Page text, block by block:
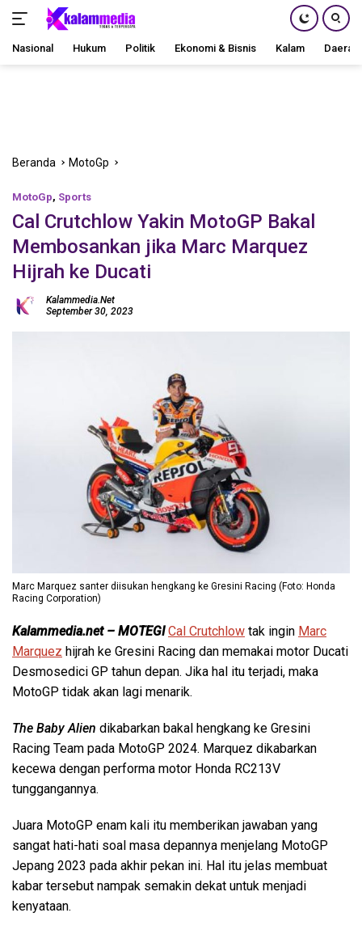
Nasional Hukum Politik Ekonomi & Bisnis Kalam Daerah
Beranda MotoGp
MotoGp, Sports
Cal Crutchlow Yakin MotoGP Bakal
Membosankan jika Marc Marquez
Hijrah ke Ducati
Kalammedia.net
September 30, 2023
Marc Marquez santer diisukan hengkang ke Gresini Racing (Foto: Honda
Racing Corporation)
Kalammedia.net – MOTEGICal Crutchlow tak ingin Marc
Marquez hijrah ke Gresini Racing dan memakai motor Ducati
Desmosedici GP tahun depan. Jika hal itu terjadi, maka
MotoGP tidak akan lagi menarik.
The Baby Alien dikabarkan bakal hengkang ke Gresini
Racing Team pada MotoGP 2024. Marquez dikabarkan
kecewa dengan performa motor Honda RC213V
tunggangannya.
Juara MotoGP enam kali itu memberikan jawaban yang
sangat hati-hati soal masa depannya menjelang MotoGP
Jepang 2023 pada akhir pekan ini. Hal itu jelas membuat
kabar tersebut nampak semakin dekat untuk menjadi
kenyataan.